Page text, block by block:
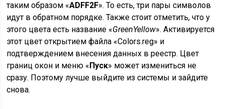
таким образом «ADFF2F». То есть, три пары символов
идут в обратном порядке. Также стоит отметить, что у
этого цвета есть название «GreenYellow». Активируется
этот цвет открытием файла «Colors.reg» и
подтверждением внесения данных в реестр. Цвет
границ окон и меню «Пуск» может измениться не
сразу. Поэтому лучше выйдите из системы и зайдите
снова.